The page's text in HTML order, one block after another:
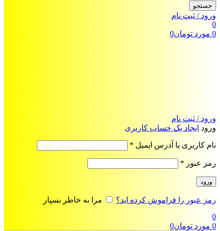
جستجو
ورود / ثبت نام
0
0 مورد تومان0
ورود / ثبت نام
ورود ایجاد یک حساب کاربری
نام کاربری یا آدرس ایمیل *
رمز عبور *
ورود
رمز عبور را فراموش کرده اید؟
مرا به خاطر بسپار
0
0 مورد تومان0